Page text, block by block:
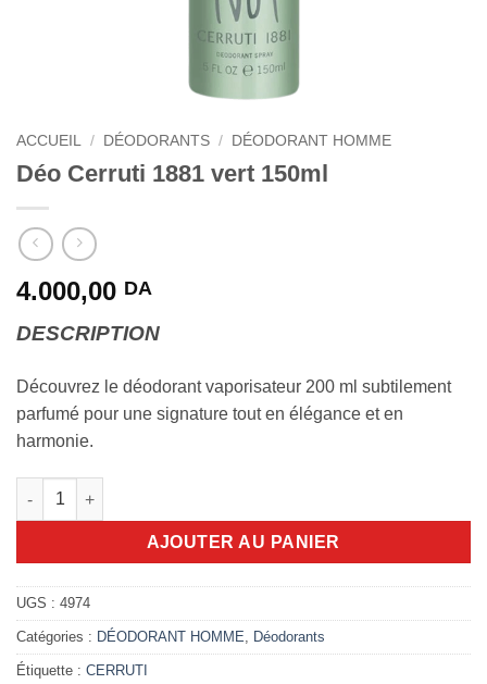
ACCUEIL / DÉODORANTS / DÉODORANT HOMME
Déo Cerruti 1881 vert 150ml
4.000,00 DA
DESCRIPTION
Découvrez le déodorant vaporisateur 200 ml subtilement
parfumé pour une signature tout en élégance et en
harmonie.
quantité de Déo Cerruti 1881 vert 150ml
AJOUTER AU PANIER
UGS : 4974
Catégories : DÉODORANT HOMME Déodorants
Étiquette : CERRUTI